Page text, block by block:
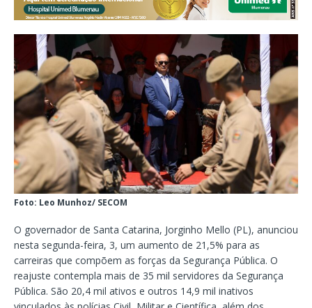
Foto: Leo Munhoz/ SECOM
O governador de Santa Catarina, Jorginho Mello (PL), anunciou
nesta segunda-feira, 3, um aumento de 21,5% para as
carreiras que compõem as forças da Segurança Pública. O
reajuste contempla mais de 35 mil servidores da Segurança
Pública. São 20,4 mil ativos e outros 14,9 mil inativos